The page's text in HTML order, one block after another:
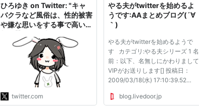
ひろゆき on Twitter: "キャ
バクラなど風俗は、性的被害
や嫌な思いをする事で高い給
ハラが嫌なら風俗で働くべき
ではないです。 「他の仕事
が出来ないので選択肢が無
い」という人は生活保護をど
うぞ。 「キャバクラで働い
ても性的な被害を受けない」
というのは嘘です。
twitter.com
やる夫がtwitterを始めるよ
うです:AAまとめブログ(´∀
｀)
やる夫がtwitterを始めるようで
す カテゴリ:やる夫シリーズ 1 名
前：以下、名無しにかわりまして
VIPがお送りします[] 投稿日：
2009/03/18(水) 17:10:39.52
＼ （ ;;;;( ／ ＿ノ ヽ__＼)
blog.livedoor.jp